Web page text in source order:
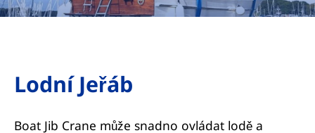
Lodní Jeřáb
Boat Jib Crane může snadno ovládat lodě a